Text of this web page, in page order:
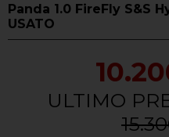
Panda 1.0 FireFly S&S
USATO
ULTIMO